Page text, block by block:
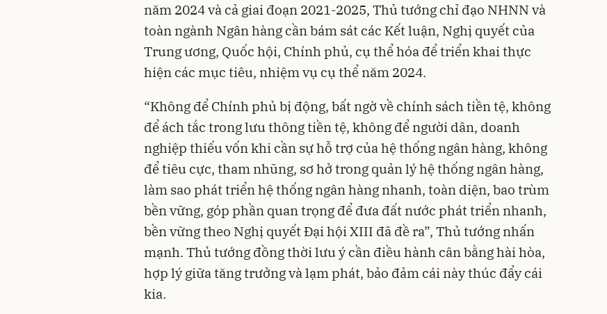
năm 2024 và cả giai đoạn 2021-2025, Thủ tướng chỉ đạo NHNN và
toàn ngành Ngân hàng cần bám sát các Kết luận, Nghị quyết của
Trung ương, Quốc hội, Chính phủ, cụ thể hóa để triển khai thực
hiện các mục tiêu, nhiệm vụ cụ thể năm 2024.
“Không để Chính phủ bị động, bất ngờ về chính sách tiền tệ, không
để ách tắc trong lưu thông tiền tệ, không để người dân, doanh
nghiệp thiếu vốn khi cần sự hỗ trợ của hệ thống ngân hàng, không
để tiêu cực, tham nhũng, sơ hở trong quản lý hệ thống ngân hàng,
làm sao phát triển hệ thống ngân hàng nhanh, toàn diện, bao trùm
bền vững, góp phần quan trọng để đưa đất nước phát triển nhanh,
bền vững theo Nghị quyết Đại hội XIII đã đề ra”, Thủ tướng nhấn
mạnh. Thủ tướng đồng thời lưu ý cần điều hành cân bằng hài hòa,
hợp lý giữa tăng trưởng và lạm phát, bảo đảm cái này thúc đẩy cái
kia.